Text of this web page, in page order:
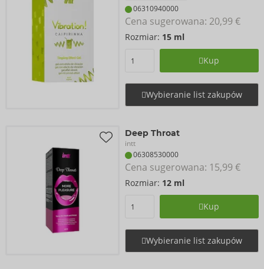
06310940000
Cena sugerowana: 20,99 €
Rozmiar: 15 ml
Kup
Wybieranie list zakupów
Deep Throat
intt
06308530000
Cena sugerowana: 15,99 €
Rozmiar: 12 ml
Kup
Wybieranie list zakupów